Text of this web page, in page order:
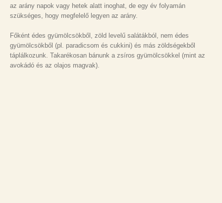
az arány napok vagy hetek alatt inoghat, de egy év folyamán
szükséges, hogy megfelelő legyen az arány.
Főként édes gyümölcsökből, zöld levelű salátákból, nem édes
gyümölcsökből (pl. paradicsom és cukkini) és más zöldségekből
táplálkozunk. Takarékosan bánunk a zsíros gyümölcsökkel (mint az
avokádó és az olajos magvak).